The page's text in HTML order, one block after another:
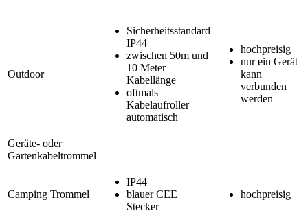
Outdoor
Sicherheitsstandard
IP44
zwischen 50m und
10 Meter
Kabellänge
oftmals
Kabelaufroller
automatisch
hochpreisig
nur ein Gerät
kann
verbunden
werden
Geräte- oder
Gartenkabeltrommel
Camping Trommel
IP44
blauer CEE
Stecker
hochpreisig